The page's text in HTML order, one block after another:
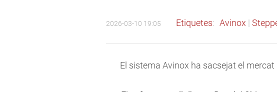
2026-03-10 19:05 Etiquetes: Avinox
El sistema Avinox ha sacsejat el mercat